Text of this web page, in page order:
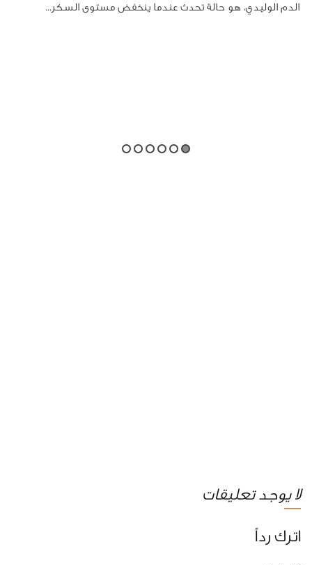
الدم الوليدي، هو حالة تحدث عندما ينخفض مستوى السكر...
لا يوجد تعليقات
اترك رداً